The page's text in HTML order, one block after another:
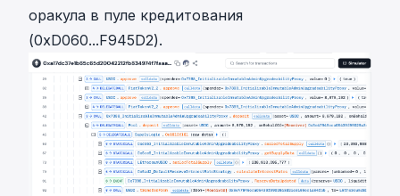
оракула в пуле кредитования
(0xD060...F945D2).